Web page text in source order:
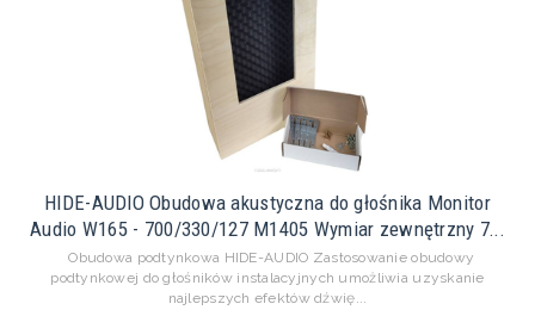
HIDE-AUDIO Obudowa akustyczna do głośnika Monitor
Audio W165 - 700/330/127 M1405 Wymiar zewnętrzny 7...
Obudowa podtynkowa HIDE-AUDIO Zastosowanie obudowy
podtynkowej do głośników instalacyjnych umożliwia uzyskanie
najlepszych efektów dźwię...